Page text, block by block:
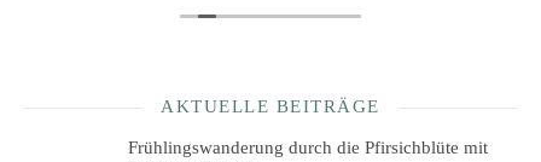
AKTUELLE BEITRÄGE
Frühlingswanderung durch die Pfirsichblüte mit